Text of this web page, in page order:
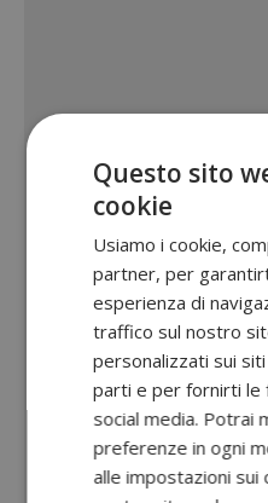
Questo sito
cookie
Usiamo i cookie,
partner, per
esperienza di
traffico sul nostro
personalizzati sui
parti e per fornirti le
social media. Potrai
preferenze in ogni
alle impostazioni sui